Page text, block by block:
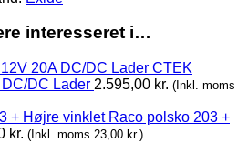
interesseret i…
CTEK
DC Lader 2.595,00 kr. (Inkl. moms
Raco polsko 203 +
kr. (Inkl. moms 23,00 kr.)